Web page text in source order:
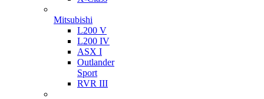
Mitsubishi
L200 V
L200 IV
ASX I
Outlander
Sport
RVR III